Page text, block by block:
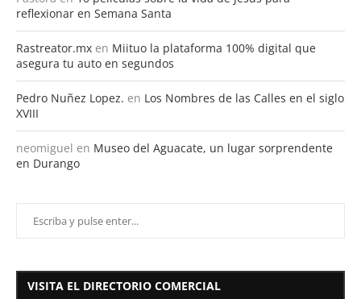
reflexionar en Semana Santa
Rastreator.mx en Miituo la plataforma 100% digital que
asegura tu auto en segundos
Pedro Nuñez Lopez. en Los Nombres de las Calles en el siglo
XVIII
neomiguel en Museo del Aguacate, un lugar sorprendente
en Durango
VISITA EL DIRECTORIO COMERCIAL